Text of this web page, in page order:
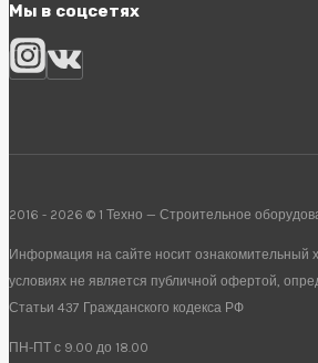
Мы в соцсетях
2016 - 2026 © 1 Техно — Строительное
Информация на сайте носит ознакомительный
условиях не является публичной офертой,
Статьи 437 Гражданского кодекса РФ
ПН-ПТ с 9.00 до 18.00